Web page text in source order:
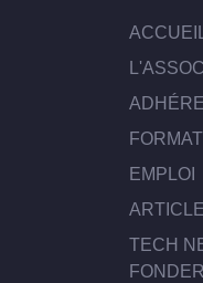
ACCUEIL
EMPLOI
TECH